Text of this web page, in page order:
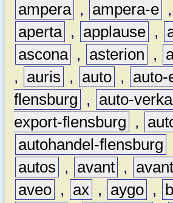
ampera , ampera-e ,
aperta , applause ,
ascona , asterion ,
,
auris , auto ,
auto-
flensburg
,
auto-
export-flensburg
,
autohandel-flensburg
autos
, avant ,
aveo , ax , aygo ,